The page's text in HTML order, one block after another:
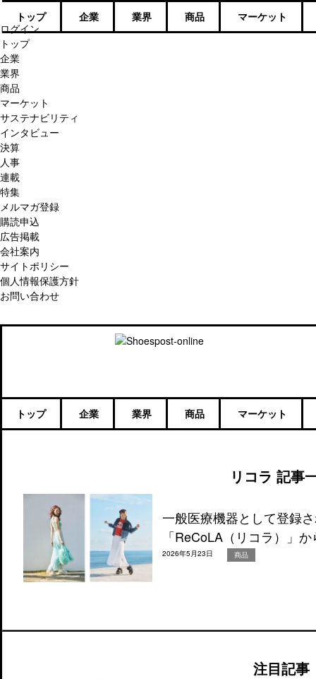
ログイン
トップ
企業
業界
商品
マーケット
サステナビリティ
インタビュー
決算
人事
連載
特集
メルマガ登録
購読申込
広告掲載
会社案内
サイトポリシー
個人情報保護方針
お問い合わせ
トップ 企業 業界 商品 マーケット
トップ 企業 業界 商品 マーケット
リコラ 記事
一般医療機器として登録
「ReCoLA（リコラ）」
2026年5月23日 商品
注目記事